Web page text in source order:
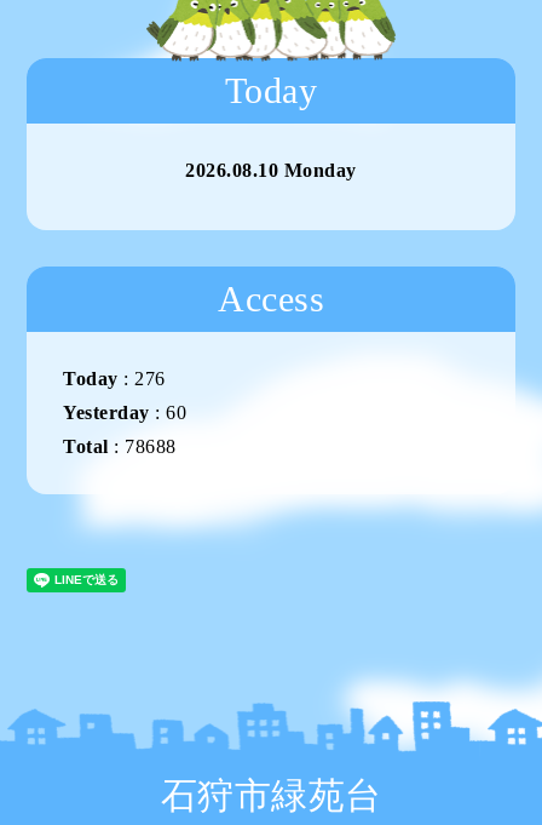
Today
2026.08.10 Monday
Access
Today : 276
Yesterday :60
Total : 78688
石狩市緑苑台